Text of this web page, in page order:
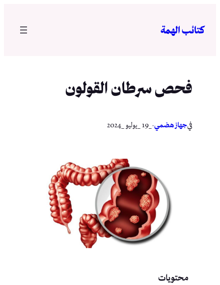
المحتوى
كتائب الهمة
فحص سرطان القولون
فيجهاز هضمي·
محتويات